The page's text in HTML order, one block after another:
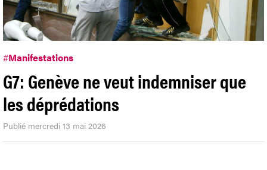
#Manifestations
G7: Genève ne veut indemniser que
les déprédations
Publié mercredi 13 mai 2026